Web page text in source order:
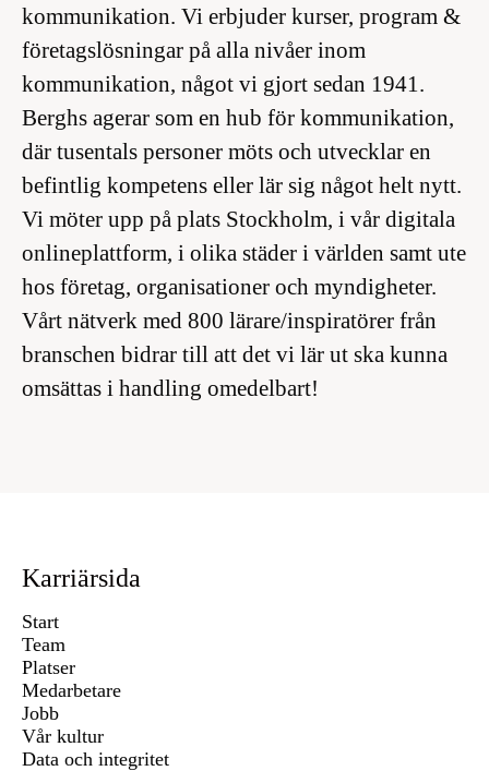
kommunikation. Vi erbjuder kurser, program &
företagslösningar på alla nivåer inom
kommunikation, något vi gjort sedan 1941.
Berghs agerar som en hub för kommunikation,
där tusentals personer möts och utvecklar en
befintlig kompetens eller lär sig något helt nytt.
Vi möter upp på plats Stockholm, i vår digitala
onlineplattform, i olika städer i världen samt ute
hos företag, organisationer och myndigheter.
Vårt nätverk med 800 lärare/inspiratörer från
branschen bidrar till att det vi lär ut ska kunna
omsättas i handling omedelbart!
Karriärsida
Start
Team
Platser
Medarbetare
Jobb
Vår kultur
Data och integritet